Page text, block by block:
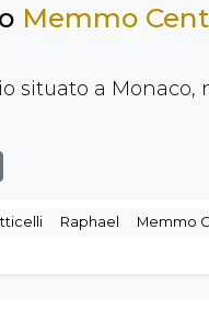
Memmo
situato a Monaco,
Raphael
Memmo